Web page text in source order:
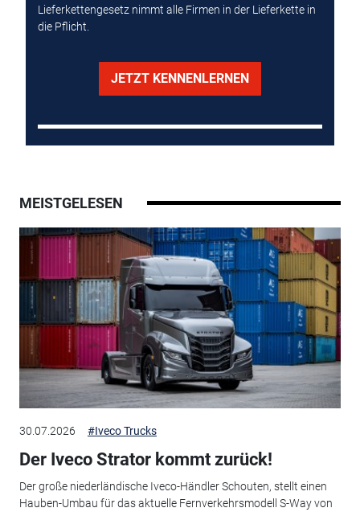
Lieferkettengesetz nimmt alle Firmen in der Lieferkette in
die Pflicht.
JETZT KENNENLERNEN
MEISTGELESEN
30.07.2026 #Iveco Trucks
Der Iveco Strator kommt zurück!
Der große niederländische Iveco-Händler Schouten, stellt einen
Hauben-Umbau für das aktuelle Fernverkehrsmodell S-Way von